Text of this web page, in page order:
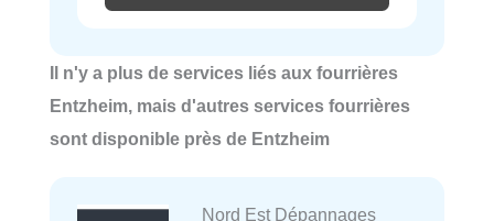
Il n'y a plus de services liés aux fourrières
Entzheim, mais d'autres services fourrières
sont disponible près de Entzheim
Nord Est Dépannages